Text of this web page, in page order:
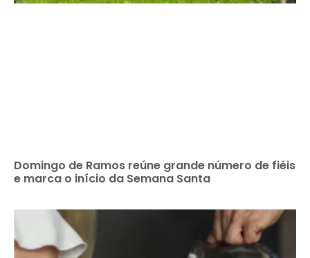
Domingo de Ramos reúne grande número de fiéis
e marca o início da Semana Santa